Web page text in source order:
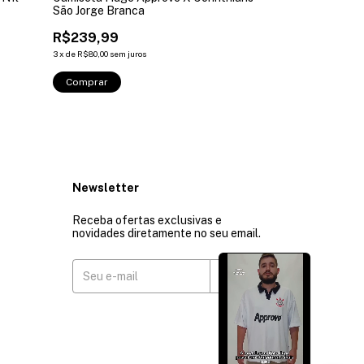
São Jorge Branca
R$239,99
3x de R$80,00 sem juros
Comprar
Newsletter
Receba ofertas exclusivas e
novidades diretamente no seu email.